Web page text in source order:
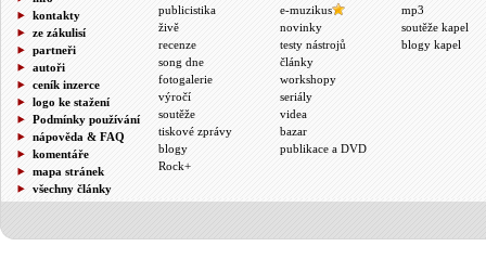
kontakty
ze zákulisí
partneři
autoři
ceník inzerce
logo ke stažení
Podmínky používání
nápověda & FAQ
komentáře
mapa stránek
všechny články
publicistika
živě
recenze
song dne
fotogalerie
výročí
soutěže
tiskové zprávy
blogy
Rock+
e-muzikus
novinky
testy nástrojů
články
workshopy
seriály
videa
bazar
publikace a DVD
mp3
soutěže kapel
blogy kapel